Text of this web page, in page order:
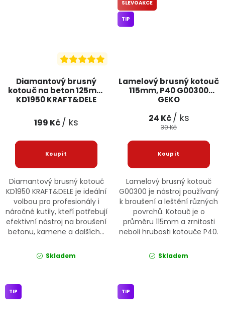
Diamantový brusný
kotouč na beton 125mm
KD1950 KRAFT&DELE
199 Kč/ ks
Diamantový brusný kotouč
KD1950 KRAFT&DELE je ideální
volbou pro profesionály i
náročné kutily, kteří potřebují
efektivní nástroj na broušení
betonu, kamene a dalších...
Skladem
Lamelový brusný kotouč
115mm, P40 G00300
GEKO
SLEVOAKCE
TIP
24 Kč/ ks
30 Kč
Lamelový brusný kotouč
G00300 je nástroj používaný
k broušení a leštění různých
povrchů. Kotouč je o
průměru 115mm a zrnitosti
neboli hrubosti kotouče P40.
Skladem
TIP TIP